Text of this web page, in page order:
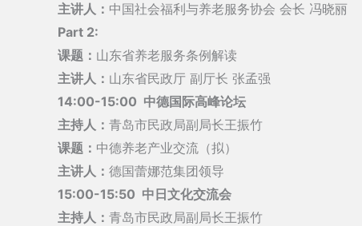
主讲人： 中国社会福利与养老服务协会 会长 冯晓丽
Part 2:
课题： 山东省养老服务条例解读
主讲人： 山东省民政厅 副厅长 张孟强
14:00-15:00 中德国际高峰论坛
主持人： 青岛市民政局副局长王振竹
课题： 中德养老产业交流（拟）
主讲人： 德国蕾娜范集团领导
15:00-15:50 中日文化交流会
主持人： 青岛市民政局副局长王振竹